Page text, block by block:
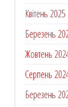
Квітень 2025
Березень
Жовтень
Серпень
Березень